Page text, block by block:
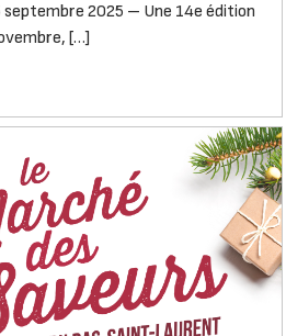
2025 – Une 14e édition
[…]